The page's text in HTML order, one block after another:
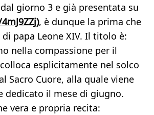
giorno 3 e già presentata su
, è dunque la prima che
papa Leone XIV. Il titolo è:
nella compassione per il
esplicitamente nel solco
Sacro Cuore, alla quale viene
dedicato il mese di giugno.
vera e propria recita: